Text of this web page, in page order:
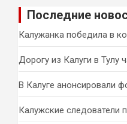
Последние
Калужанка победила в
Дорогу из Калуги в Тулу
В Калуге анонсировали
Калужские следователи